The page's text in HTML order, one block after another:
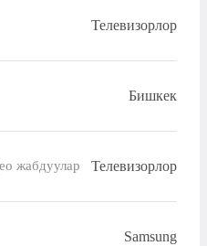
Телевизорлор
Бишкек
жабдуулар Телевизорлор
Samsung